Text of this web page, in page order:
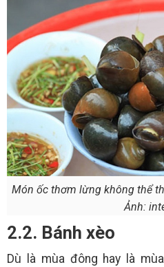
Món ốc thơm lừng không thể
Ảnh:
2.2. Bánh xèo
Dù là mùa đông hay là